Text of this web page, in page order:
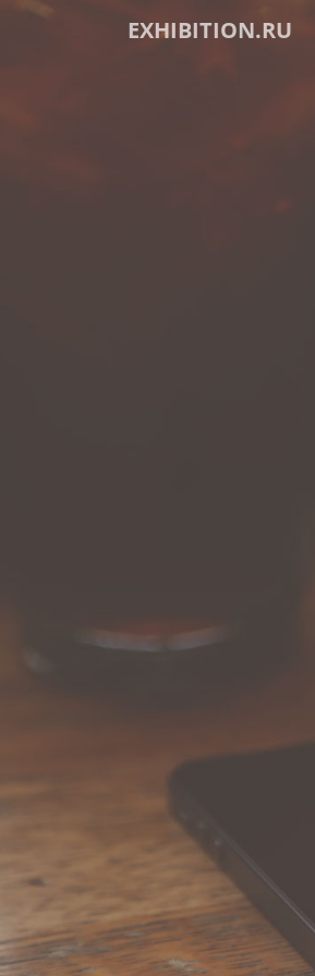
EXHIBITION.RU